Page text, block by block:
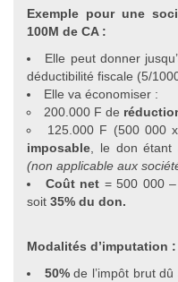
Exemple pour une
100M de CA :
Elle peut donner
déductibilité fiscale (5/
Elle va économiser :
200.000 F de
125.000 F (500 000
imposable, le don étant
(non applicable aux
Coût net = 500 000
soit 35% du don.
Modalités d’imputation :
50%de l’impôt brut dû